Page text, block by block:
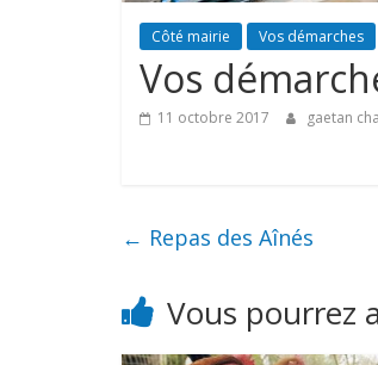
Côté mairie Vos démarches
Vos
11 octobre 2017 gaetan
← Repas des Aînés
Vous pourrez